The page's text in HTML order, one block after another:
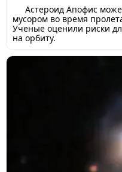
Астероид Апофис
мусором во время
Ученые оценили риски
на орбиту.